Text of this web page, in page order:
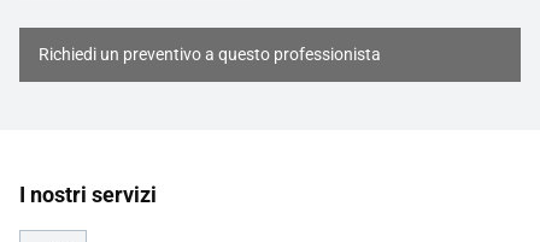
Richiedi un preventivo a questo professionista
I nostri servizi